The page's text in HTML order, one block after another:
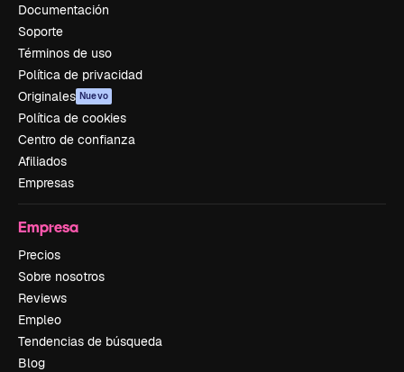
Documentación
Soporte
Términos de uso
Política de privacidad
Originales Nuevo
Política de cookies
Centro de confianza
Afiliados
Empresas
Empresa
Precios
Sobre nosotros
Reviews
Empleo
Tendencias de búsqueda
Blog